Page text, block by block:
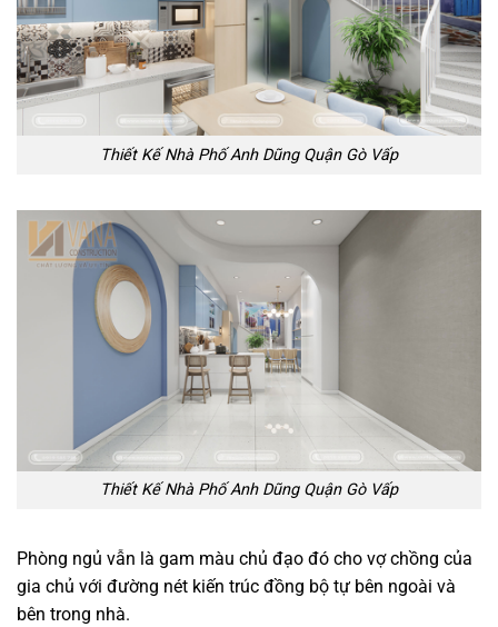
Thiết Kế Nhà Phố Anh Dũng Quận Gò Vấp
Thiết Kế Nhà Phố Anh Dũng Quận Gò Vấp
Phòng ngủ vẫn là gam màu chủ đạo đó cho vợ chồng của
gia chủ với đường nét kiến trúc đồng bộ tự bên ngoài và
bên trong nhà.